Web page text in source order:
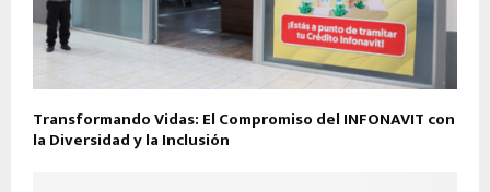
Transformando Vidas: El Compromiso del INFONAVIT con
la Diversidad y la Inclusión